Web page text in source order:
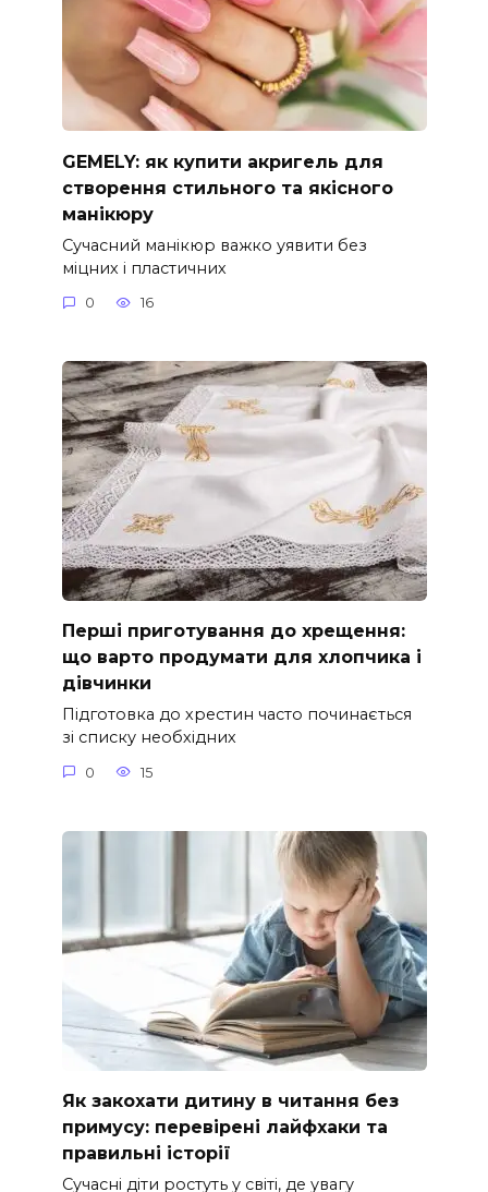
GEMELY: як купити акригель для
створення стильного та якісного
манікюру
Сучасний манікюр важко уявити без
міцних і пластичних
0 16
Перші приготування до хрещення:
що варто продумати для хлопчика і
дівчинки
Підготовка до хрестин часто починається
зі списку необхідних
0 15
Як закохати дитину в читання без
примусу: перевірені лайфхаки та
правильні історії
Сучасні діти ростуть у світі, де увагу